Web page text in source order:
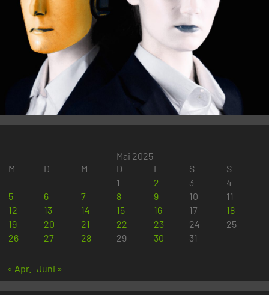
Mai 2025
M
D M D F S
S
1
2 3
4
5
6 7 8 9 10
11
12
13 14 15 16 17
18
19
20 21 22 23 24
25
26
27 28 29 30 31
« Apr. Juni »